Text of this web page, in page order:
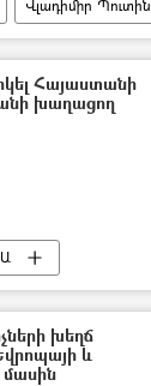
Վլադիմիր Պուտին
Հայաստանի
խաղացող
խեղճ
և